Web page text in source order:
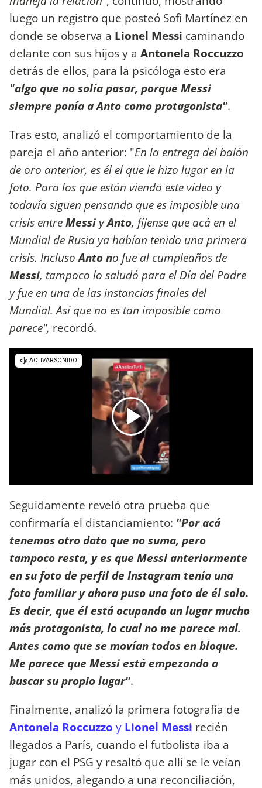
luego un registro que posteó Sofi Martínez en
donde se observa a Lionel Messi caminando
delante con sus hijos y a Antonela Roccuzzo
detrás de ellos, para la psicóloga esto era
"algo que no solía pasar, porque Messi
siempre ponía a Anto como protagonista".
Tras esto, analizó el comportamiento de la
pareja el año anterior: "En la entrega del balón
de oro anterior, es él el que le hizo lugar en la
foto. Para los que están viendo este video y
todavía siguen pensando que es imposible una
crisis entreMessi yAnto, fíjense que acá en el
Mundial de Rusia ya habían tenido una primera
crisis. InclusoAnto no fue al cumpleaños de
Messi, tampoco lo saludó para el Día del Padre
y fue en una de las instancias finales del
Mundial. Así que no es tan imposible como
parece", recordó.
Seguidamente reveló otra prueba que
confirmaría el distanciamiento: "Por acá
tenemos otro dato que no suma, pero
tampoco resta, y es que Messi anteriormente
en su foto de perfil de Instagram tenía una
foto familiar y ahora puso una foto de él solo.
Es decir, que él está ocupando un lugar mucho
más protagonista, lo cual no me parece mal.
Antes como que se movían todos en bloque.
Me parece que Messi está empezando a
buscar su propio lugar".
Finalmente, analizó la primera fotografía de
Antonela Roccuzzo y Lionel Messi recién
llegados a París, cuando el futbolista iba a
jugar con el PSG y resaltó que allí se le veían
más unidos, alegando a una reconciliación,